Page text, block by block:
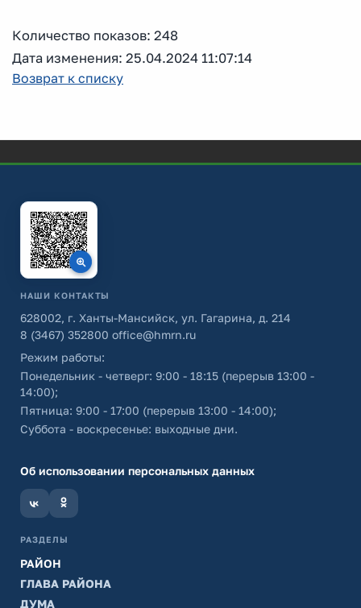
Количество показов: 248
Дата изменения: 25.04.2024 11:07:14
Возврат к списку
НАШИ КОНТАКТЫ
628002, г. Ханты-Мансийск, ул. Гагарина, д. 214
8 (3467) 352800 office@hmrn.ru
Режим работы:
Понедельник - четверг: 9:00 - 18:15 (перерыв 13:00 -
14:00);
Пятница: 9:00 - 17:00 (перерыв 13:00 - 14:00);
Суббота - воскресенье: выходные дни.
Об использовании персональных данных
РАЗДЕЛЫ
РАЙОН
ГЛАВА РАЙОНА
ДУМА